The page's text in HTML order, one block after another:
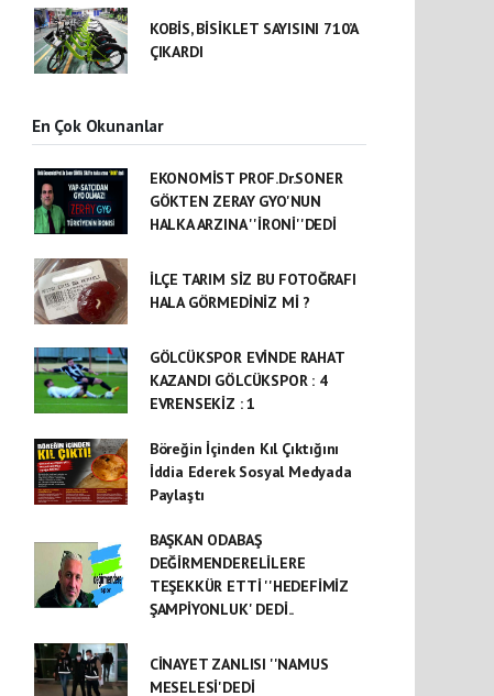
KOBİS, BİSİKLET SAYISINI 710’A
ÇIKARDI
En Çok Okunanlar
EKONOMİST PROF.Dr.SONER
GÖKTEN ZERAY GYO'NUN
HALKA ARZINA ''İRONİ''DEDİ
İLÇE TARIM SİZ BU FOTOĞRAFI
HALA GÖRMEDİNİZ Mİ ?
GÖLCÜKSPOR EVİNDE RAHAT
KAZANDI GÖLCÜKSPOR : 4
EVRENSEKİZ : 1
Böreğin İçinden Kıl Çıktığını
İddia Ederek Sosyal Medyada
Paylaştı
BAŞKAN ODABAŞ
DEĞİRMENDERELİLERE
TEŞEKKÜR ETTİ ''HEDEFİMİZ
ŞAMPİYONLUK' DEDİ..
CİNAYET ZANLISI ''NAMUS
MESELESİ'DEDİ